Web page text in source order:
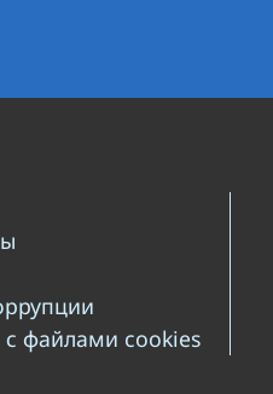
с файлами cookies